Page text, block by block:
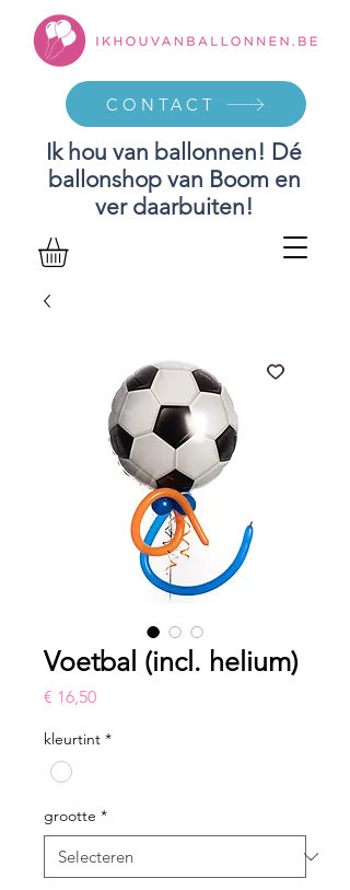
Ik hou van ballonnen! Dé
ballonshop van Boom en
ver daarbuiten!
CONTACT
Voetbal (incl. helium)
€ 16,50Prijs
kleurtint *
grootte *